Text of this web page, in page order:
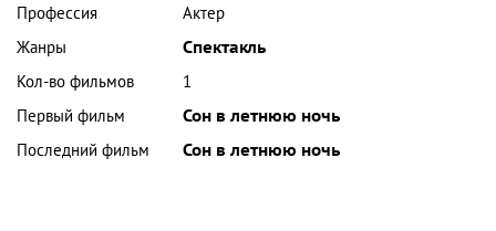
Профессия
Актер
Жанры
Спектакль
Кол-во фильмов
1
Первый фильм
Сон в летнюю ночь
Последний фильм
Сон в летнюю ночь